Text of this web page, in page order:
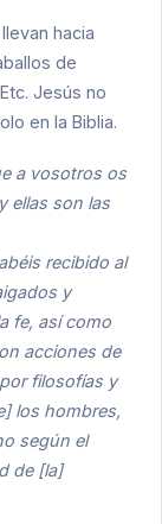
hacia
de
Jesús no
en la Biblia.
a vosotros os
ellas son las
recibido al
y
fe, así como
acciones de
filosofías y
los hombres,
según el
de [la]